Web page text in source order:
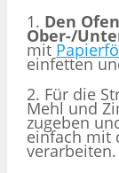
1. Den
Ober-/
mit
einfetten
2. Für die
Mehl und
zugeben
einfach mit